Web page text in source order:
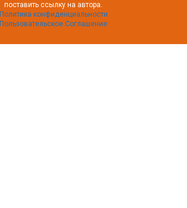
поставить ссылку на автора.
Политика конфиденциальности
Пользовательское Соглашение